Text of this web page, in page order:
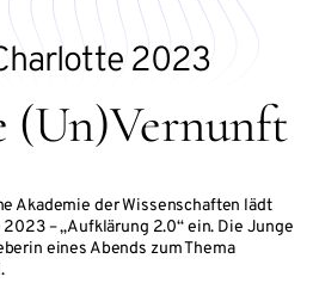
2023
(Un)Vernunft
Akademie der Wissenschaften lädt
– „Aufklärung 2.0“ ein. Die Junge
eines Abends zum Thema